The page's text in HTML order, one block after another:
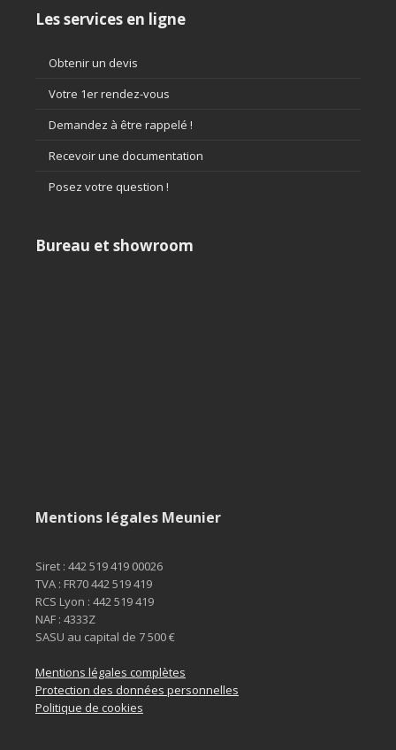
Les services en ligne
Obtenir un devis
Votre 1er rendez-vous
Demandez à être rappelé !
Recevoir une documentation
Posez votre question !
Bureau et showroom
Mentions légales Meunier
Siret : 442 519 419 00026
TVA : FR70 442 519 419
RCS Lyon : 442 519 419
NAF : 4333Z
SASU au capital de 7 500 €
Mentions légales complètes
Protection des données personnelles
Politique de cookies